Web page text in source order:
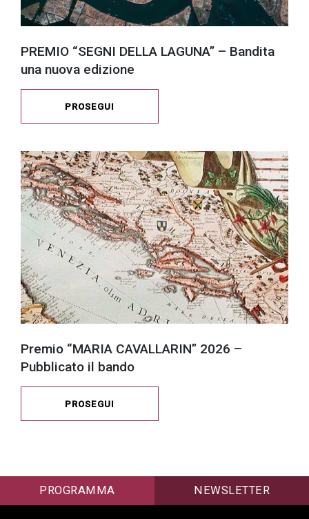
PREMIO “SEGNI DELLA LAGUNA” – Bandita
una nuova edizione
PROSEGUI
Premio “MARIA CAVALLARIN” 2026 –
Pubblicato il bando
PROSEGUI
PROGRAMMA NEWSLETTER